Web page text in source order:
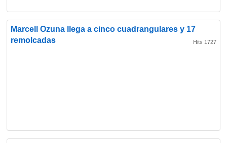
Marcell Ozuna llega a cinco cuadrangulares y 17
remolcadas
Hits 1727